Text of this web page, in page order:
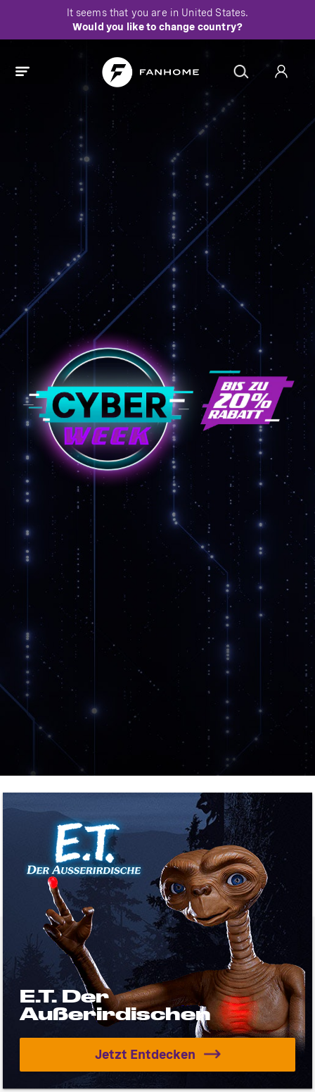
It seems that you are in United States.
Would you like to change country?
E.T. Der Außerirdischen
Jetzt Entdecken
E.T. Der
Außerirdischen
E.T. Der Außerirdischen
Jetzt Entdecken